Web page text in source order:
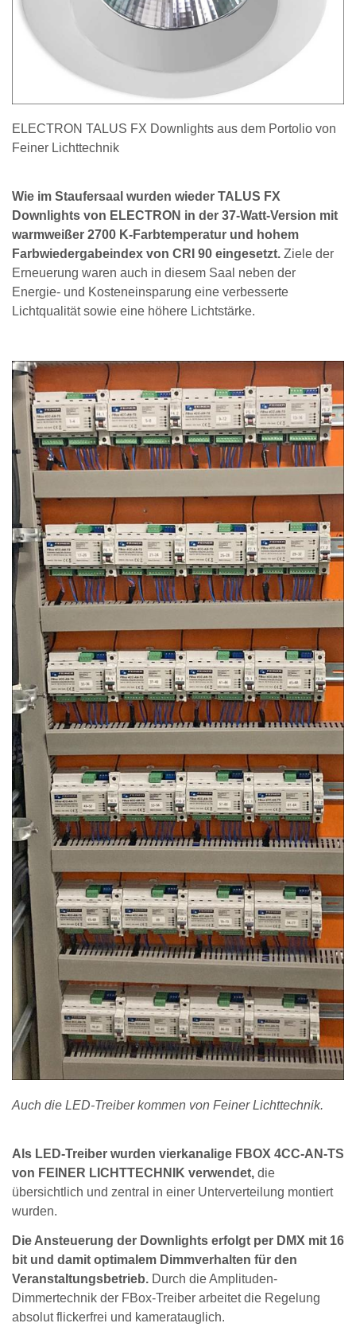
ELECTRON TALUS FX Downlights aus dem Portolio von
Feiner Lichttechnik
Wie im Staufersaal wurden wieder TALUS FX
Downlights von ELECTRON in der 37-Watt-Version mit
warmweißer 2700 K-Farbtemperatur und hohem
Farbwiedergabeindex von CRI 90 eingesetzt. Ziele der
Erneuerung waren auch in diesem Saal neben der
Energie- und Kosteneinsparung eine verbesserte
Lichtqualität sowie eine höhere Lichtstärke.
Auch die LED-Treiber kommen von Feiner Lichttechnik.
Als LED-Treiber wurden vierkanalige FBOX 4CC-AN-TS
von FEINER LICHTTECHNIK verwendet, die
übersichtlich und zentral in einer Unterverteilung montiert
wurden.
Die Ansteuerung der Downlights erfolgt per DMX mit 16
bit und damit optimalem Dimmverhalten für den
Veranstaltungsbetrieb. Durch die Amplituden-
Dimmertechnik der FBox-Treiber arbeitet die Regelung
absolut flickerfrei und kameratauglich.